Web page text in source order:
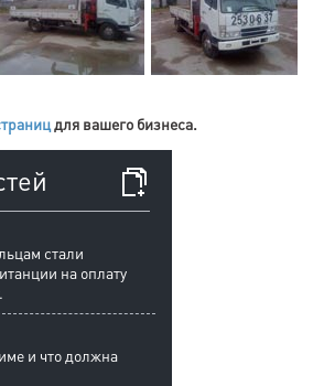
для вашего бизнеса.
стали
на оплату
и что должна